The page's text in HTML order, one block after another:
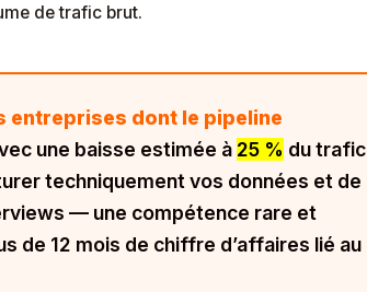
de trafic brut.
entreprises dont le pipeline
une baisse estimée à 25 % du trafic
techniquement vos données et de
— une compétence rare et
de 12 mois de chiffre d’affaires lié au